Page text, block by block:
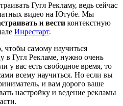
Гугл Рекламу, ведь сейчас
видео на Ютубе. Мы
и вести контекстную
Инрестарт.
самому научиться
в Гугл Рекламе, нужно очень
у вас есть свободное время, то
всему научиться. Но если вы
и вам дорого ваше
настройку и ведение рекламы